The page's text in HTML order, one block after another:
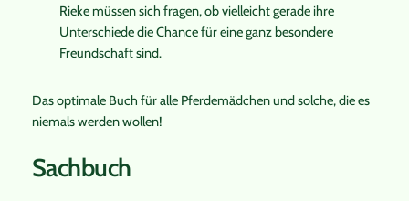
Rieke müssen sich fragen, ob vielleicht gerade ihre
Unterschiede die Chance für eine ganz besondere
Freundschaft sind.
Das optimale Buch für alle Pferdemädchen und solche, die es
niemals werden wollen!
Sachbuch